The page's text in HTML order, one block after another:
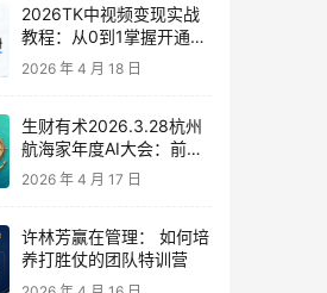
2026TK中视频变现实战
教程：从0到1掌握开通、
养号、剪辑到变现，新手
副业首选
2026 年 4 月 18 日
生财有术2026.3.28杭州
航海家年度AI大会：前沿
趋势×落地案例×技能图谱
2026 年 4 月 17 日
许林芳赢在管理： 如何培
养打胜仗的团队特训营